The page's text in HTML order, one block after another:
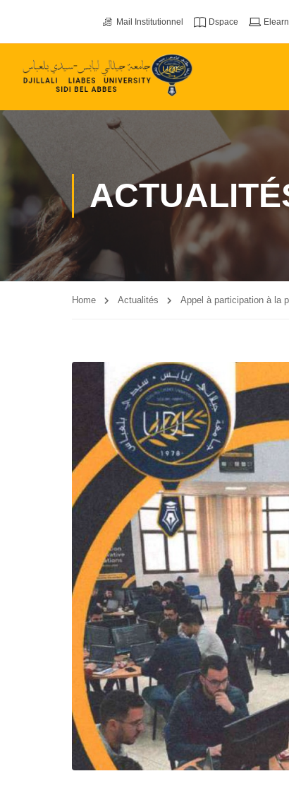
Mail Institutionnel Dspace
Home Actualités Appel à participation à la